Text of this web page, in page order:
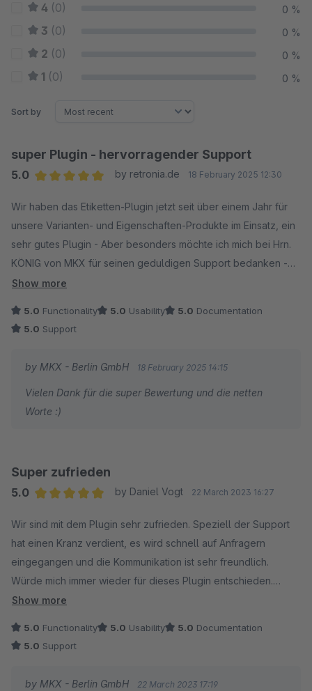
4 (0) 0 %
3 (0) 0 %
2 (0) 0 %
1 (0) 0 %
Sort by
super Plugin - hervorragender Support
5.0
by retronia.de 18 February 2025 12:30
Wir haben das Etiketten-Plugin jetzt seit über einem Jahr für
unsere Varianten- und Eigenschaften-Produkte im Einsatz, ein
sehr gutes Plugin - Aber besonders möchte ich mich bei Hrn.
KÖNIG von MKX für seinen geduldigen Support bedanken -
echt klasse !
Show more
5.0 Functionality 5.0 Usability 5.0 Documentation
5.0 Support
by MKX - Berlin GmbH 18 February 2025 14:15
Vielen Dank für die super Bewertung und die netten
Worte :)
Super zufrieden
5.0
by Daniel Vogt 22 March 2023 16:27
Wir sind mit dem Plugin sehr zufrieden. Speziell der Support
hat einen Kranz verdient, es wird schnell auf Anfragern
eingegangen und die Kommunikation ist sehr freundlich.
Würde mich immer wieder für dieses Plugin entschieden.
Vielen Dank für alles :-)
Show more
5.0 Functionality 5.0 Usability 5.0 Documentation
5.0 Support
by MKX - Berlin GmbH 22 March 2023 17:19